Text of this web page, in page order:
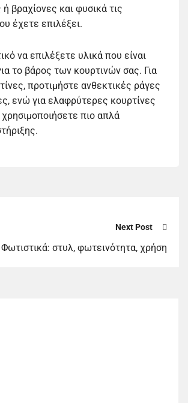
ή βραχίονες και φυσικά τις
έχετε επιλέξει.
να επιλέξετε υλικά που είναι
το βάρος των κουρτινών σας. Για
προτιμήστε ανθεκτικές ράγες
ενώ για ελαφρύτερες κουρτίνες
πιο απλά
Next Post
Φωτιστικά: στυλ, φωτεινότητα, χρήση